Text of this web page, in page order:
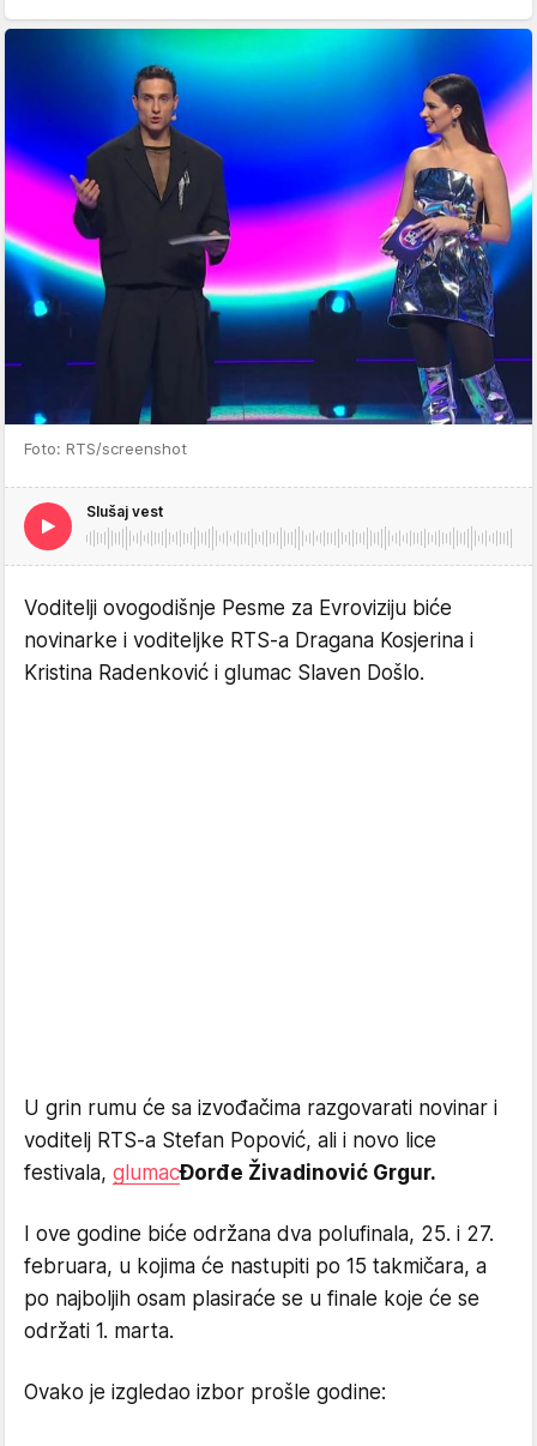
Foto: RTS/screenshot
Slušaj vest
Voditelji ovogodišnje Pesme za Evroviziju biće
novinarke i voditeljke RTS-a Dragana Kosjerina i
Kristina Radenković i glumac Slaven Došlo.
U grin rumu će sa izvođačima razgovarati novinar i
voditelj RTS-a Stefan Popović, ali i novo lice
festivala, glumacĐorđe Živadinović Grgur.
I ove godine biće održana dva polufinala, 25. i 27.
februara, u kojima će nastupiti po 15 takmičara, a
po najboljih osam plasiraće se u finale koje će se
održati 1. marta.
Ovako je izgledao izbor prošle godine: